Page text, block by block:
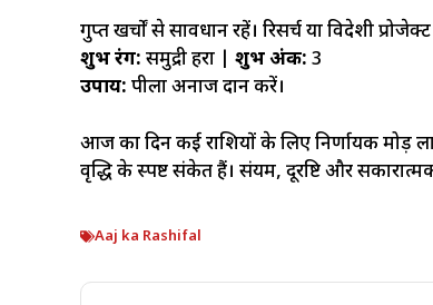
गुप्त खर्चों से सावधान रहें। रिसर्च या विदेशी
शुभ रंग: समुद्री हरा | शुभ अंक: 3
उपाय: पीला अनाज दान करें।
आज का दिन कई राशियों के लिए निर्णायक मोड़
वृद्धि के स्पष्ट संकेत हैं। संयम, दूरदृष्टि और
Aaj ka Rashifal